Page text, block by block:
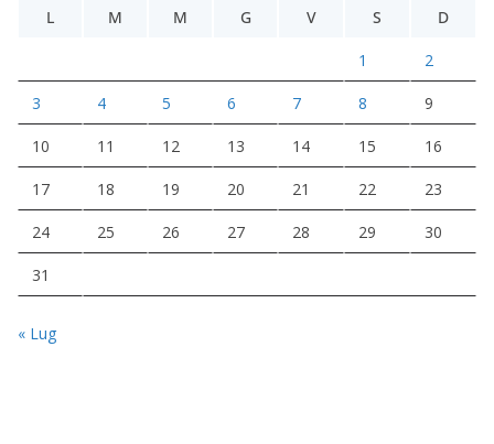
L
M M G V S D
1 2
3 4 5 6 7 8 9
10 11 12 13 14 15 16
17 18 19 20 21 22 23
24 25 26 27 28 29 30
31
« Lug